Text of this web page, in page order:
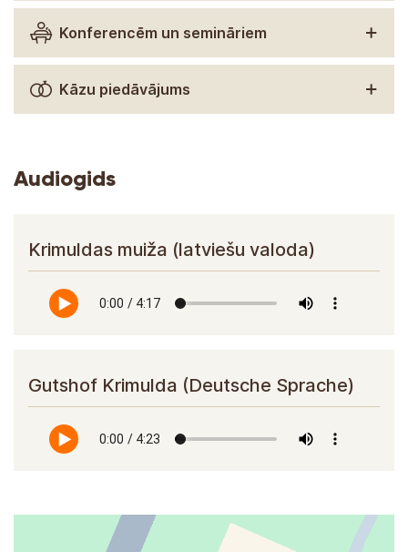
Konferencēm un semināriem
Kāzu piedāvājums
Audiogids
Krimuldas muiža (latviešu valoda)
Gutshof Krimulda (Deutsche Sprache)